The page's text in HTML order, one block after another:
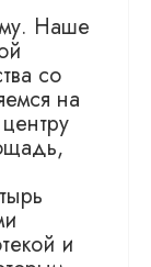
Наше
со
на
и